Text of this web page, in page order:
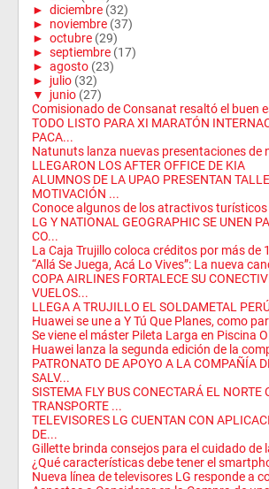
► diciembre (32)
► noviembre (37)
► octubre (29)
► septiembre (17)
► agosto (23)
► julio (32)
▼
junio (27)
Comisionado de Consanat resaltó el buen
TODO LISTO PARA XI MARATÓN
PACA...
Natunuts lanza nuevas presentaciones de
LLEGARON LOS AFTER OFFICE DE KIA
ALUMNOS DE LA UPAO PRESENTAN
MOTIVACIÓN ...
Conoce algunos de los atractivos turísticos
LG Y NATIONAL GEOGRAPHIC SE UNEN
CO...
La Caja Trujillo coloca créditos por más de
“Allá Se Juega, Acá Lo Vives”: La nueva
COPA AIRLINES FORTALECE SU
VUELOS...
LLEGA A TRUJILLO EL SOLDAMETAL
Huawei se une a Y Tú Que Planes, como
Se viene el máster Pileta Larga en Piscina
Huawei lanza la segunda edición de la
PATRONATO DE APOYO A LA COMPAÑÍA
SALV...
SISTEMA FLY BUS CONECTARÁ EL NORTE
TRANSPORTE ...
TELEVISORES LG CUENTAN CON
DE...
Gillette brinda consejos para el cuidado de
¿Qué características debe tener el
Nueva línea de televisores LG responde a